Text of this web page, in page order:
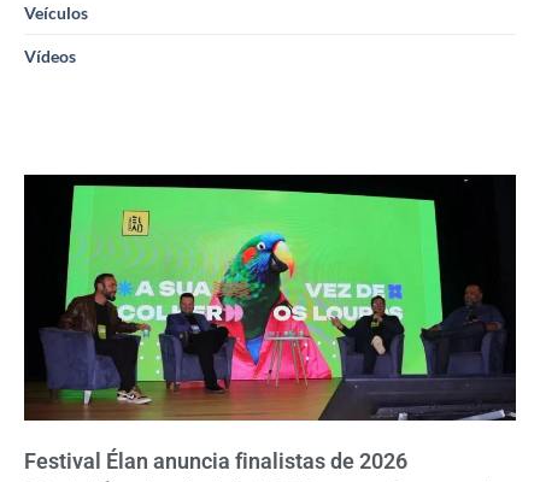
Veículos
Vídeos
Festival Élan anuncia finalistas de 2026